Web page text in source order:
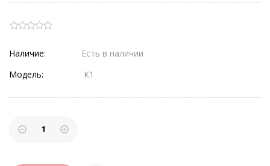
Наличие:
Есть в наличии
Модель:
К1